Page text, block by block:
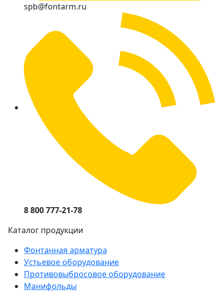
spb@fontarm.ru
8 800 777-21-78
Каталог продукции
Фонтанная арматура
Устьевое оборудование
Противовыбросовое оборудование
Манифольды